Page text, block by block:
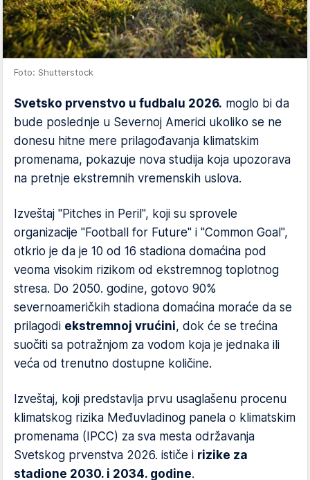
Foto: Shutterstock
Svetsko prvenstvo u fudbalu 2026. moglo bi da
bude poslednje u Severnoj Americi ukoliko se ne
donesu hitne mere prilagođavanja klimatskim
promenama, pokazuje nova studija koja upozorava
na pretnje ekstremnih vremenskih uslova.
Izveštaj "Pitches in Peril", koji su sprovele
organizacije "Football for Future" i "Common Goal",
otkrio je da je 10 od 16 stadiona domaćina pod
veoma visokim rizikom od ekstremnog toplotnog
stresa. Do 2050. godine, gotovo 90%
severnoameričkih stadiona domaćina moraće da se
prilagodi ekstremnoj vrućini, dok će se trećina
suočiti sa potražnjom za vodom koja je jednaka ili
veća od trenutno dostupne količine.
Izveštaj, koji predstavlja prvu usaglašenu procenu
klimatskog rizika Međuvladinog panela o klimatskim
promenama (IPCC) za sva mesta održavanja
Svetskog prvenstva 2026. ističe i rizike za
stadione 2030. i 2034. godine.